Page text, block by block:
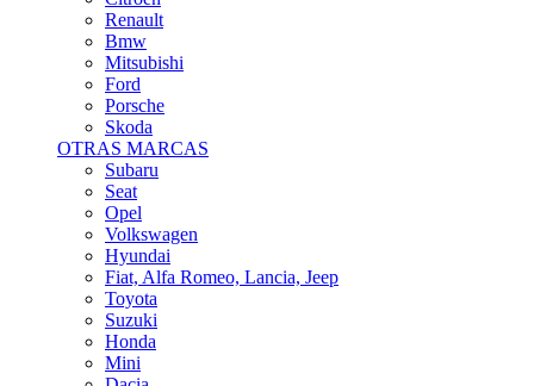
Renault
Bmw
Mitsubishi
Ford
Porsche
Skoda
OTRAS MARCAS
Subaru
Seat
Opel
Volkswagen
Hyundai
Fiat, Alfa Romeo, Lancia, Jeep
Toyota
Suzuki
Honda
Mini